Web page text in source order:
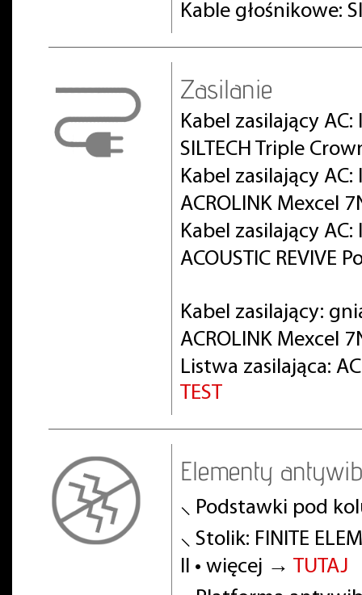
Kable głośnikowe:
Zasilanie
Kabel zasilający
SILTECH Triple
Kabel zasilający
ACROLINK Mexcel
Kabel zasilający
ACOUSTIC REVIVE
Kabel zasilający:
ACROLINK Mexcel
Listwa zasilająca:
TEST
Elementy
⸜ Podstawki pod
⸜ Stolik: FINITE
II • więcej → TUTAJ